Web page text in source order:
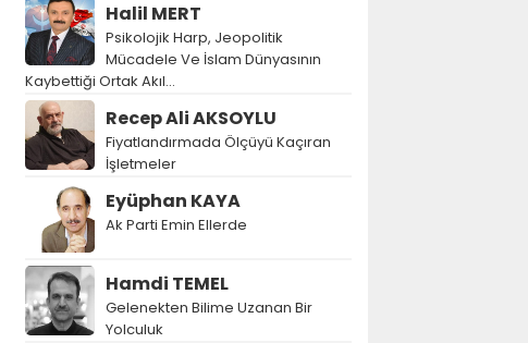
Halil MERT
Psikolojik Harp, Jeopolitik
Mücadele Ve İslam Dünyasının
Kaybettiği Ortak Akıl…
Recep Ali AKSOYLU
Fiyatlandırmada Ölçüyü Kaçıran
İşletmeler
Eyüphan KAYA
Ak Parti Emin Ellerde
Hamdi TEMEL
Gelenekten Bilime Uzanan Bir
Yolculuk